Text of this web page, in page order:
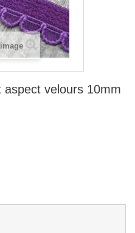
aspect velours 10mm